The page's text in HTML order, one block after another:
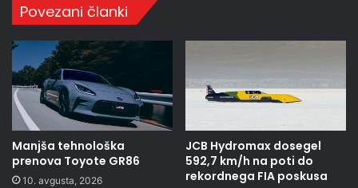
Povezani članki
Manjša tehnološka
prenova Toyote GR86
10. avgusta, 2026
JCB Hydromax dosegel
592,7 km/h na poti do
rekordnega FIA poskusa